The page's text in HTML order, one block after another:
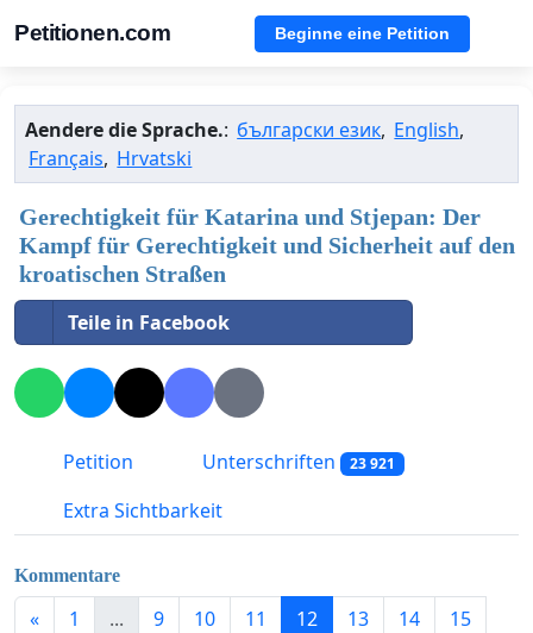
Petitionen.com Beginne eine Petition
Aendere die Sprache.: български език, English,
Français, Hrvatski
Gerechtigkeit für Katarina und Stjepan: Der
Kampf für Gerechtigkeit und Sicherheit auf den
kroatischen Straßen
Teile in Facebook
Petition Unterschriften 23 921
Extra Sichtbarkeit
Kommentare
« 1 ... 9 10 11 12 13 14
15